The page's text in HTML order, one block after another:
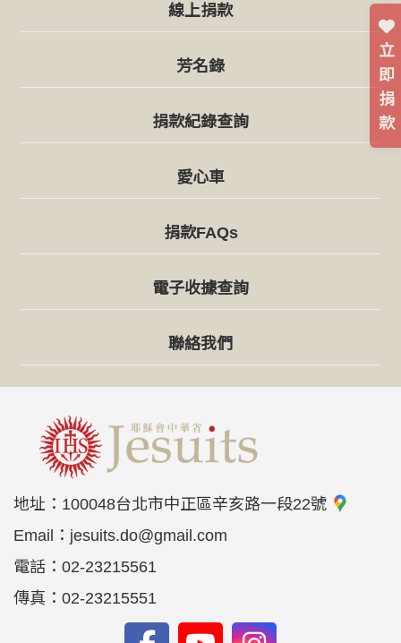
立
即
捐
款
線上捐款
芳名錄
捐款紀錄查詢
愛心車
捐款FAQs
電子收據查詢
聯絡我們
地址： 100048台北市中正區辛亥路一段22號
Email： jesuits.do@gmail.com
電話： 02-23215561
傳真： 02-23215551